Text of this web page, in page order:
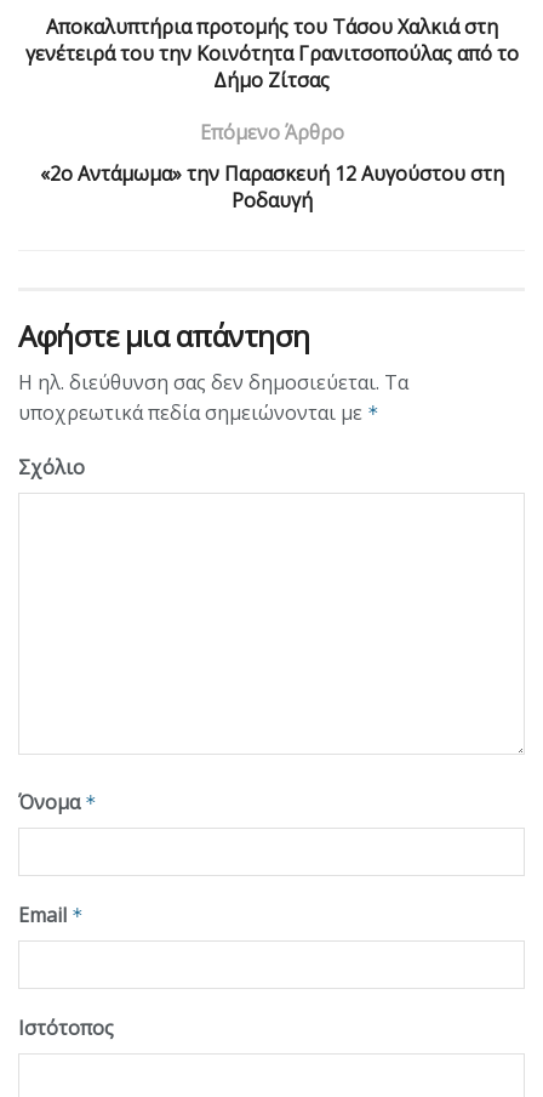
Αποκαλυπτήρια προτομής του Τάσου Χαλκιά στη
γενέτειρά του την Κοινότητα Γρανιτσοπούλας από το
Δήμο Ζίτσας
Επόμενο Άρθρο
«2ο Αντάμωμα» την Παρασκευή 12 Αυγούστου στη
Ροδαυγή
Αφήστε μια απάντηση
Η ηλ. διεύθυνση σας δεν δημοσιεύεται. Τα
υποχρεωτικά πεδία σημειώνονται με *
Σχόλιο
Όνομα *
Email *
Ιστότοπος